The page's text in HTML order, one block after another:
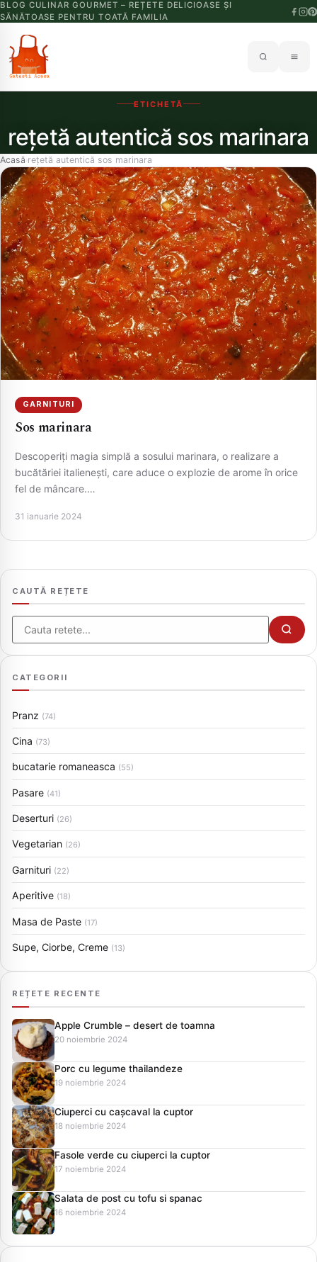
BLOG CULINAR GOURMET – REȚETE DELICIOASE ȘI
SĂNĂTOASE PENTRU TOATĂ FAMILIA
ETICHETĂ
rețetă autentică sos marinara
Acasă›rețetă autentică sos marinara
GARNITURI
Sos marinara
Descoperiți magia simplă a sosului marinara, o realizare a
bucătăriei italienești, care aduce o explozie de arome în orice
fel de mâncare.…
31 ianuarie 2024
CAUTĂ REȚETE
Cauta
CATEGORII
Pranz (74)
Cina (73)
bucatarie romaneasca (55)
Pasare (41)
Deserturi (26)
Vegetarian (26)
Garnituri (22)
Aperitive (18)
Masa de Paste (17)
Supe, Ciorbe, Creme (13)
REȚETE RECENTE
Apple Crumble – desert de toamna
20 noiembrie 2024
Porc cu legume thailandeze
19 noiembrie 2024
Ciuperci cu cașcaval la cuptor
18 noiembrie 2024
Fasole verde cu ciuperci la cuptor
17 noiembrie 2024
Salata de post cu tofu si spanac
16 noiembrie 2024